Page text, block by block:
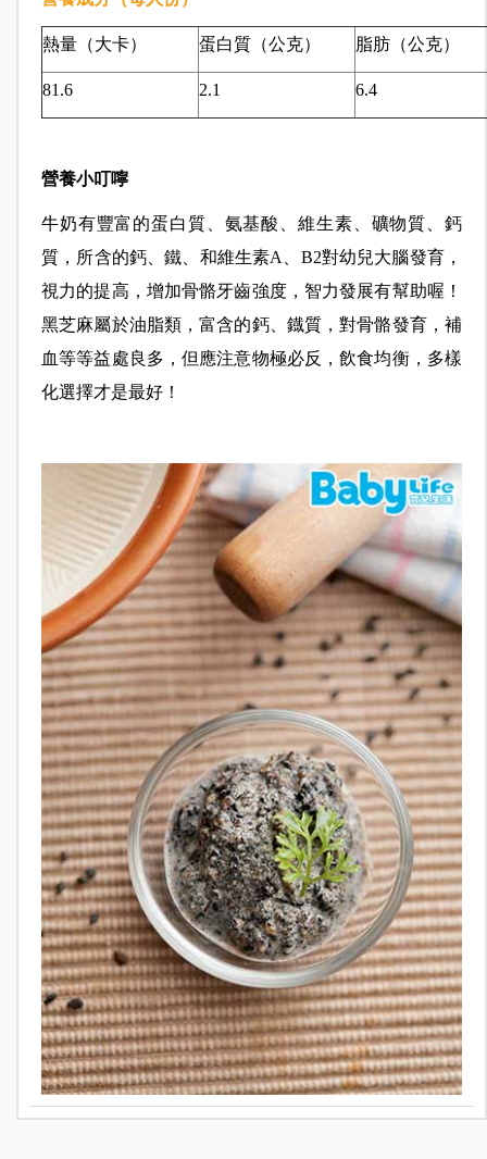
熱量（大卡） 蛋白質（公克） 脂肪（公克）
81.6 2.1 6.4
營養小叮嚀
牛奶有豐富的蛋白質、氨基酸、維生素、礦物質、鈣
質，所含的鈣、鐵、和維生素A、B2對幼兒大腦發育，
視力的提高，增加骨骼牙齒強度，智力發展有幫助喔！
黑芝麻屬於油脂類，富含的鈣、鐡質，對骨骼發育，補
血等等益處良多，但應注意物極必反，飲食均衡，多樣
化選擇才是最好！